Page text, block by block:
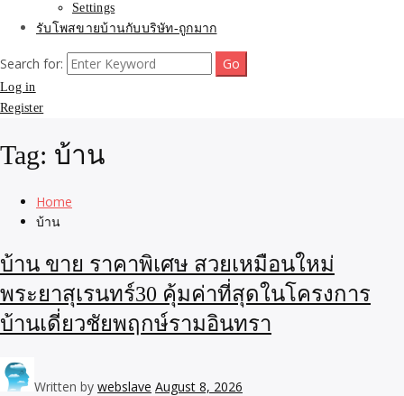
Settings
รับโพสขายบ้านกับบริษัท-ถูกมาก
Search for:
Log in
Register
Tag: บ้าน
Home
บ้าน
บ้าน ขาย ราคาพิเศษ สวยเหมือนใหม่
พระยาสุเรนทร์30 คุ้มค่าที่สุดในโครงการ
บ้านเดี่ยวชัยพฤกษ์รามอินทรา
Written by webslave August 8, 2026